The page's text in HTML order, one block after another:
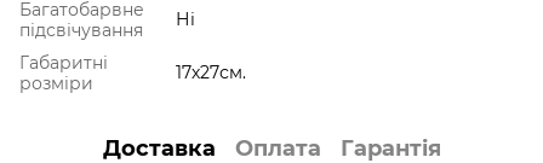
Багатобарвне
підсвічування
Ні
Габаритні
розміри
17х27см.
Доставка Оплата Гарантія